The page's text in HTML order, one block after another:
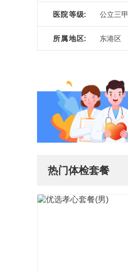
医院等级: 公立三甲
所属地区: 东港区
热门体检套餐